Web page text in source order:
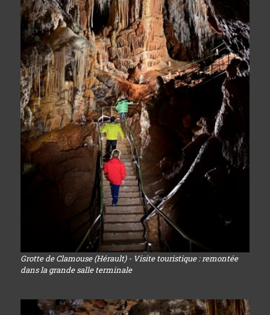
Grotte de Clamouse (Hérault) - Visite touristique : remontée
dans la grande salle terminale